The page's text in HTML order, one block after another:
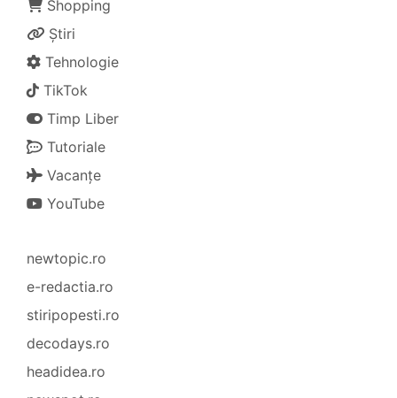
Shopping
Știri
Tehnologie
TikTok
Timp Liber
Tutoriale
Vacanțe
YouTube
newtopic.ro
e-redactia.ro
stiripopesti.ro
decodays.ro
headidea.ro